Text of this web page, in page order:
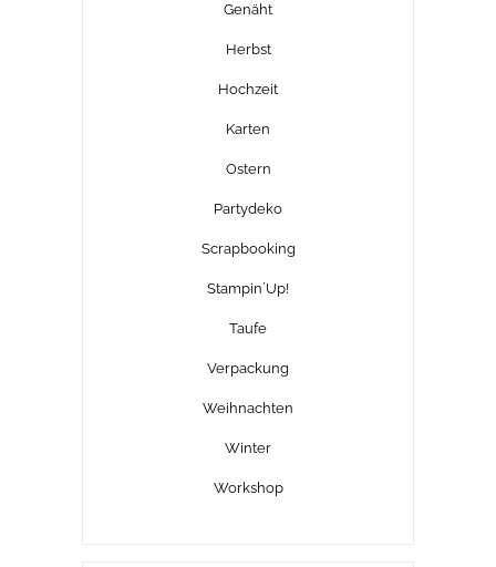
Genäht
Herbst
Hochzeit
Karten
Ostern
Partydeko
Scrapbooking
Stampin´Up!
Taufe
Verpackung
Weihnachten
Winter
Workshop